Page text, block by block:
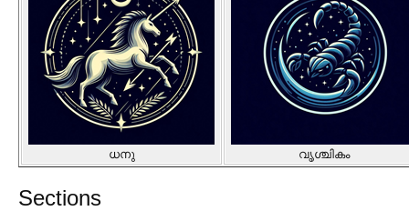
ധനു വൃശ്ചികം
Sections